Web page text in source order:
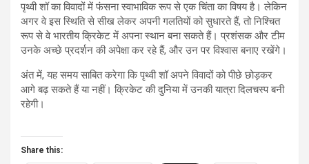
पृथ्वी शॉ का विवादों में फंसना स्वाभाविक रूप से एक चिंता का विषय है। लेकिन
अगर वे इस स्थिति से सीख लेकर अपनी गलतियों को सुधारते हैं, तो निश्चित
रूप से वे भारतीय क्रिकेट में अपना स्थान बना सकते हैं। प्रशंसक और टीम
उनके अच्छे प्रदर्शन की अपेक्षा कर रहे हैं, और उन पर विश्वास बनाए रखेंगे।
अंत में, यह समय साबित करेगा कि पृथ्वी शॉ अपने विवादों को पीछे छोड़कर
आगे बढ़ सकते हैं या नहीं। क्रिकेट की दुनिया में उनकी यात्रा दिलचस्प बनी
रहेगी।
Share this: